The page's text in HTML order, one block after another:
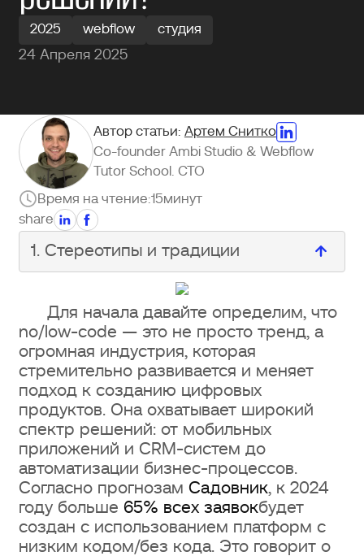
2025 webflow студия
24 Апреля 2025
Автор статьи: Артем Снитко
Co-founder Ambi Studio & Webflow
Tutor School. CTO
Время на чтение:15минут
share
1. Стереотипы и традиции
1. Стереотипы и традиции
2. Недоверие к безопасности
3. Зависимость от удобства
обслуживания и тарифов на услуги
третьих сторон
4. Ограничения серверной части
5. Ограничения для
крупномасштабных проектов
Для начала давайте определим, что
no/low-code — это не просто тренд, а
огромная индустрия, которая
стремительно развивается и меняет
подход к созданию цифровых
продуктов. Она охватывает широкий
спектр решений: от мобильных
приложений и CRM-систем до
автоматизации бизнес-процессов.
Согласно прогнозам Садовник, к 2024
году больше 65% всех заявокбудет
создан с использованием платформ с
низким кодом/без кода. Это говорит о